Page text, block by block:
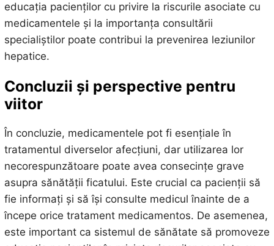
educația pacienților cu privire la riscurile asociate cu
medicamentele și la importanța consultării
specialiștilor poate contribui la prevenirea leziunilor
hepatice.
Concluzii și perspective pentru
viitor
În concluzie, medicamentele pot fi esențiale în
tratamentul diverselor afecțiuni, dar utilizarea lor
necorespunzătoare poate avea consecințe grave
asupra sănătății ficatului. Este crucial ca pacienții să
fie informați și să își consulte medicul înainte de a
începe orice tratament medicamentos. De asemenea,
este important ca sistemul de sănătate să promoveze